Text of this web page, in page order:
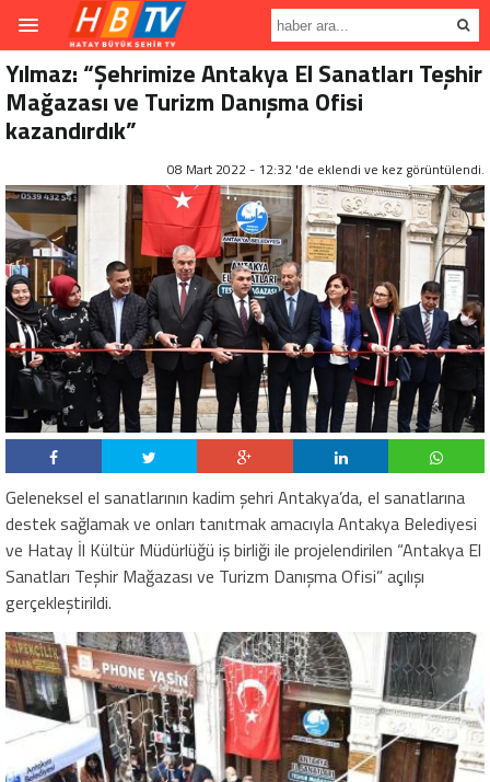
Yılmaz: “Şehrimize Antakya El Sanatları Teşhir
Mağazası ve Turizm Danışma Ofisi
kazandırdık”
08 Mart 2022 - 12:32 'de eklendi ve kez görüntülendi.
Geleneksel el sanatlarının kadim şehri Antakya’da, el sanatlarına
destek sağlamak ve onları tanıtmak amacıyla Antakya Belediyesi
ve Hatay İl Kültür Müdürlüğü iş birliği ile projelendirilen “Antakya El
Sanatları Teşhir Mağazası ve Turizm Danışma Ofisi” açılışı
gerçekleştirildi.